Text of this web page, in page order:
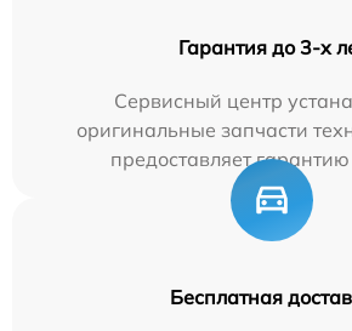
Гарантия до 3-х
Сервисный центр
оригинальные запчасти
предоставляет гарантию
Бесплатная